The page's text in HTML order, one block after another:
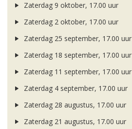
Zaterdag 9 oktober, 17.00 uur
Zaterdag 2 oktober, 17.00 uur
Zaterdag 25 september, 17.00 uur
Zaterdag 18 september, 17.00 uur
Zaterdag 11 september, 17.00 uur
Zaterdag 4 september, 17.00 uur
Zaterdag 28 augustus, 17.00 uur
Zaterdag 21 augustus, 17.00 uur